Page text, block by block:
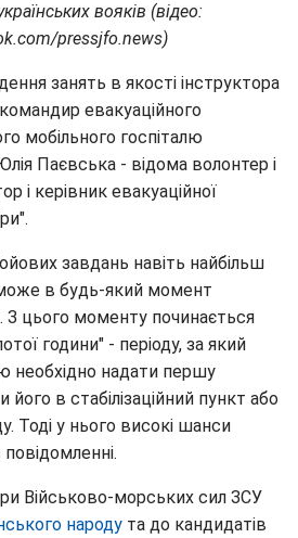
вояків (відео:
pressjfo.news)
занять в якості інструктора
евакуаційного
мобільного госпіталю
Паєвська - відома волонтер і
і керівник евакуаційної
завдань навіть найбільш
в будь-який момент
З цього моменту починається
години" - періоду, за який
необхідно надати першу
в стабілізаційний пункт або
Тоді у нього високі шанси
Військово-морських сил ЗСУ
народу та до кандидатів